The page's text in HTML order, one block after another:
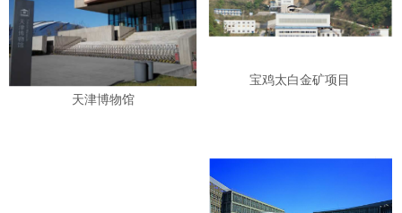
天津博物馆
宝鸡太白金矿项目